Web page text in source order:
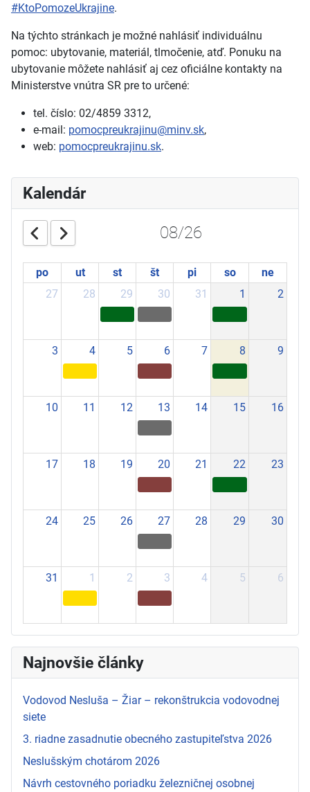
#KtoPomozeUkrajine.
Na týchto stránkach je možné nahlásiť individuálnu
pomoc: ubytovanie, materiál, tlmočenie, atď. Ponuku na
ubytovanie môžete nahlásiť aj cez oficiálne kontakty na
Ministerstve vnútra SR pre to určené:
tel. číslo: 02/4859 3312,
e-mail: pomocpreukrajinu@minv.sk,
web: pomocpreukrajinu.sk.
Kalendár
08/26
po ut st št pi so
ne
27
28 29 30 31 1 2
3 4 5 6 7 8 9
10 11 12 13 14 15 16
17 18 19 20 21 22 23
24 25 26 27 28 29 30
31 1 2 3 4 5 6
Najnovšie články
Vodovod Nesluša – Žiar – rekonštrukcia vodovodnej
siete
3. riadne zasadnutie obecného zastupiteľstva 2026
Neslušským chotárom 2026
Návrh cestovného poriadku železničnej osobnej